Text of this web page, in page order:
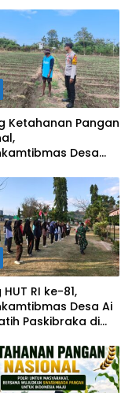
Ketahanan Pangan
Desa
dan Dorong
Pekarangan
RI ke-81,
Desa Ai
Paskibraka di
Lantung